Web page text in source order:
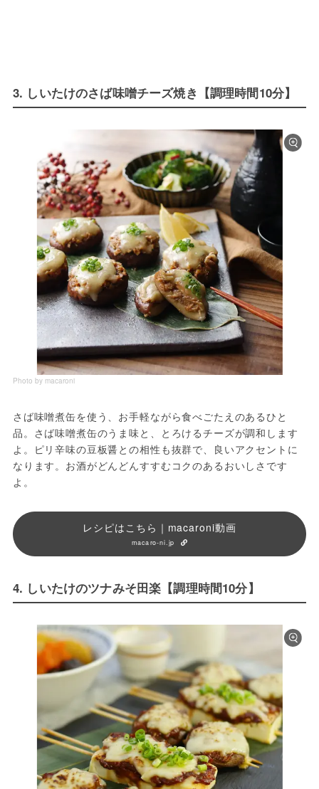
3. しいたけのさば味噌チーズ焼き【調理時間10分】
Photo by macaroni
さば味噌煮缶を使う、お手軽ながら食べごたえのあるひと
品。さば味噌煮缶のうま味と、とろけるチーズが調和します
よ。ピリ辛味の豆板醤との相性も抜群で、良いアクセントに
なります。お酒がどんどんすすむコクのあるおいしさです
よ。
レシピはこちら｜macaroni動画
macaro-ni.jp
4. しいたけのツナみそ田楽【調理時間10分】